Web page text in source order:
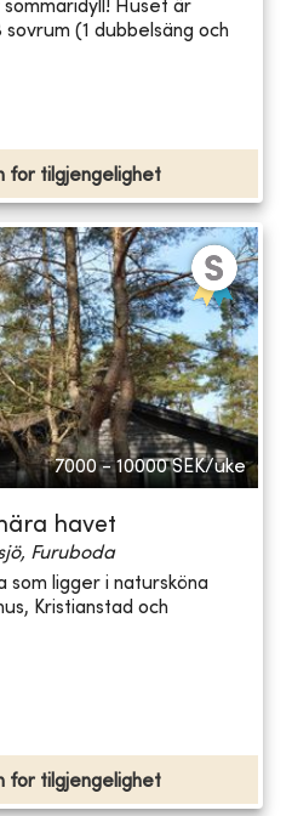
Huset är
(1 dubbelsäng och
for tilgjengelighet
7000 - 10000 SEK/uke
havet
Furuboda
som ligger i natursköna
Kristianstad och
for tilgjengelighet